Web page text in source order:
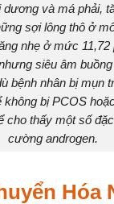
dương và má phải,
sợi lông thô ở
nhẹ ở mức
siêu âm
bệnh nhân bị mụn
bị PCOS
cho thấy một số
cường androgen.
Hóa